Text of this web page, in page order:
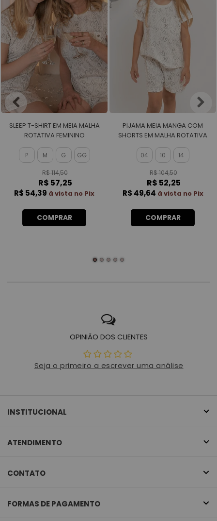
SLEEP T-SHIRT EM MEIA MALHA
ROTATIVA FEMININO
P M G GG
R$ 114,50
R$ 57,25
R$ 54,39 à vista no Pix
COMPRAR
PIJAMA MEIA MANGA COM
SHORTS EM MALHA ROTATIVA
04 10 14
R$ 104,50
R$ 52,25
R$ 49,64 à vista no Pix
COMPRAR
OPINIÃO DOS CLIENTES
Seja o primeiro a escrever uma análise
INSTITUCIONAL
ATENDIMENTO
CONTATO
FORMAS DE PAGAMENTO